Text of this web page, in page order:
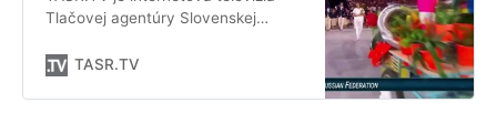
Tlačovej agentúry Slovenskej
zo všetkých regiónov Slovenska.
TASR.TV